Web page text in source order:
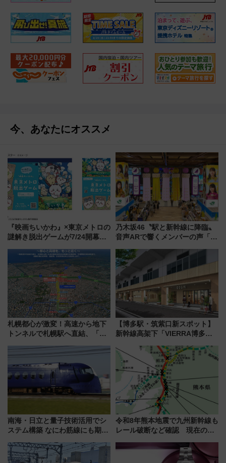
今、あなたにオススメ
『映画ちいかわ』×東京メトロの
謎解き脱出ゲームが7/24開幕！
遊び方を解説！（7/10発売開
始）
乃木坂46〝駅と新幹線に降臨〟
音声ARで響くメンバーの声「真
札幌都心が激変！高速から地下
トンネルで札幌駅へ直結、「創
から本格着工、延長4.8km整備
事業の全貌
【博多駅・筑紫口新スポット】
新幹線高架下「VIERRA博多テ
など注目の全6店舗 「博多活憩
通り」も一新
南海・日立と量子技術活用でシ
ステム構築 なにわ筋線にも期待
令和8年熊本地震で九州新幹線も
レール破断など確認 現在の運
響